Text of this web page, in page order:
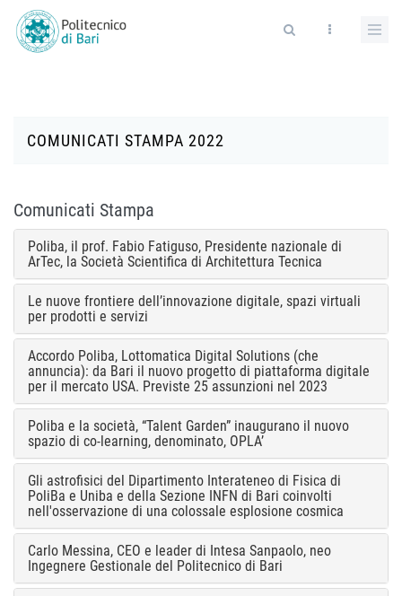
Salta al contenuto principale
COMUNICATI STAMPA 2022
Comunicati Stampa
Poliba, il prof. Fabio Fatiguso, Presidente nazionale di
ArTec, la Società Scientifica di Architettura Tecnica
Le nuove frontiere dell’innovazione digitale, spazi virtuali
per prodotti e servizi
Accordo Poliba, Lottomatica Digital Solutions (che
annuncia): da Bari il nuovo progetto di piattaforma digitale
per il mercato USA. Previste 25 assunzioni nel 2023
Poliba e la società, “Talent Garden” inaugurano il nuovo
spazio di co-learning, denominato, OPLA’
Gli astrofisici del Dipartimento Interateneo di Fisica di
PoliBa e Uniba e della Sezione INFN di Bari coinvolti
nell'osservazione di una colossale esplosione cosmica
Carlo Messina, CEO e leader di Intesa Sanpaolo, neo
Ingegnere Gestionale del Politecnico di Bari